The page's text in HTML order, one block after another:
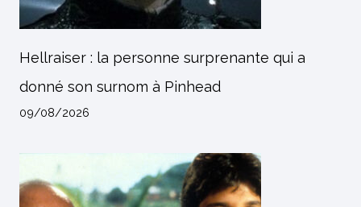
Hellraiser : la personne surprenante qui a
donné son surnom à Pinhead
09/08/2026